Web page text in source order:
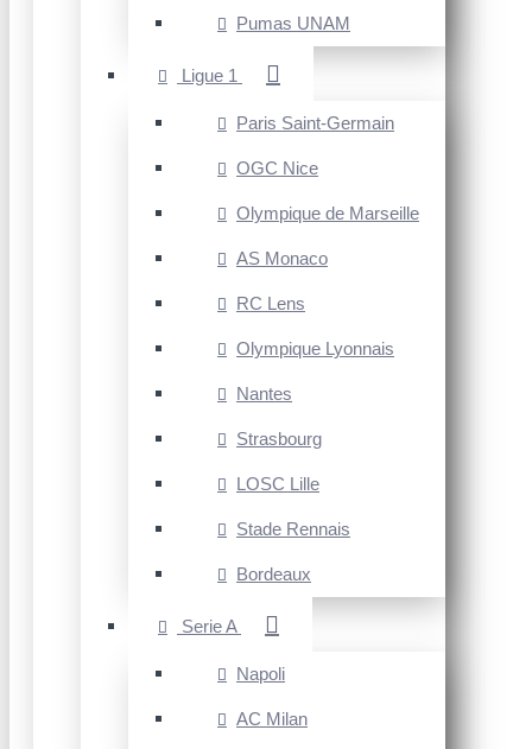
Pumas UNAM
Ligue 1
Paris Saint-Germain
OGC Nice
Olympique de Marseille
AS Monaco
RC Lens
Olympique Lyonnais
Nantes
Strasbourg
LOSC Lille
Stade Rennais
Bordeaux
Serie A
Napoli
AC Milan